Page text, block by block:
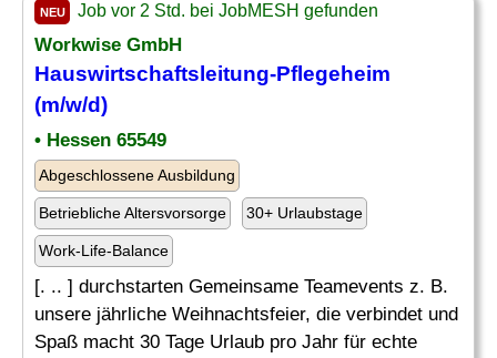
NEU Job vor 2 Std. bei JobMESH gefunden
Workwise GmbH
Hauswirtschaftsleitung-Pflegeheim
(m/w/d)
• Hessen 65549
Abgeschlossene Ausbildung
Betriebliche Altersvorsorge 30+ Urlaubstage
Work-Life-Balance
[. .. ] durchstarten Gemeinsame Teamevents z. B.
unsere jährliche Weihnachtsfeier, die verbindet und
Spaß macht 30 Tage Urlaub pro Jahr für echte